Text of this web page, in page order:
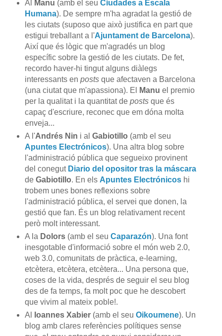
Al
Manu (amb el seu Ciudades a Escala
Humana). De sempre m'ha agradat la gestió de
les ciutats (suposo que això justifica en part que
estigui treballant a l'Ajuntament de Barcelona).
Així que és lògic que m'agradés un blog
específic sobre la gestió de les ciutats. De fet,
recordo haver-hi tingut alguns diàlegs
interessants en posts que afectaven a Barcelona
(una ciutat que m'apassiona). El
Manu el premio
per la qualitat i la quantitat de posts que és
capaç d'escriure, reconec que em dóna molta
enveja...
A l'Andrés Nin i al Gabiotillo (amb el seu
Apuntes Electrónicos). Una altra blog sobre
l'administració pública que segueixo provinent
del conegut Diario del opositor tras la máscara
de Gabiotillo. En els Apuntes Electrónicoshi
trobem unes bones reflexions sobre
l'administració pública, el servei que donen, la
gestió que fan. És un blog relativament recent
però molt interessant.
A la Dolors (amb el seu Caparazón). Una font
inesgotable d'informació sobre el món web 2.0,
web 3.0, comunitats de pràctica, e-learning,
etcètera, etcètera, etcètera... Una persona que,
coses de la vida, després de seguir el seu blog
des de fa temps, fa molt poc que he descobert
que vivim al mateix poble!.
Al
Ioannes Xabier (amb el seu Oikoumene). Un
blog amb clares referències polítiques sense